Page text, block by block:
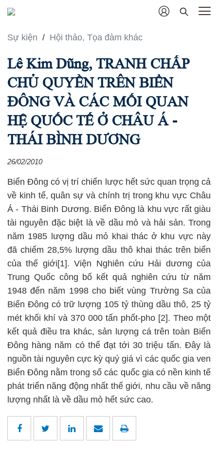
Sự kiện / Hội thảo, Tọa đàm khác
Lê Kim Dũng, TRANH CHẤP
CHỦ QUYỀN TRÊN BIỂN
ĐÔNG VÀ CÁC MỐI QUAN
HỆ QUỐC TẾ Ở CHÂU Á -
THÁI BÌNH DƯƠNG
26/02/2010
Biển Đông có vị trí chiến lược hết sức quan trọng cả
về kinh tế, quân sự và chính trị trong khu vực Châu
Á - Thái Binh Dương. Biển Đông là khu vực rất giàu
tài nguyên đặc biệt là về dầu mỏ và hải sản. Trong
năm 1985 lượng dầu mỏ khai thác ở khu vực này
đã chiếm 28,5% lượng dầu thô khai thác trên biển
của thế giới[1]. Viện Nghiên cứu Hải dương của
Trung Quốc công bố kết quả nghiên cứu từ năm
1948 đến năm 1998 cho biết vùng Trường Sa của
Biển Đông có trữ lượng 105 tỷ thùng dầu thô, 25 tỷ
mét khối khí và 370 000 tấn phốt-pho [2]. Theo một
kết quả điều tra khác, sản lượng cá trên toàn Biển
Đông hàng năm có thể đạt tới 30 triệu tấn. Đây là
nguồn tài nguyên cực kỳ quý giá vì các quốc gia ven
Biển Đông nằm trong số các quốc gia có nền kinh tế
phát triển năng động nhất thế giới, nhu cầu về năng
lượng nhất là về dầu mỏ hết sức cao.